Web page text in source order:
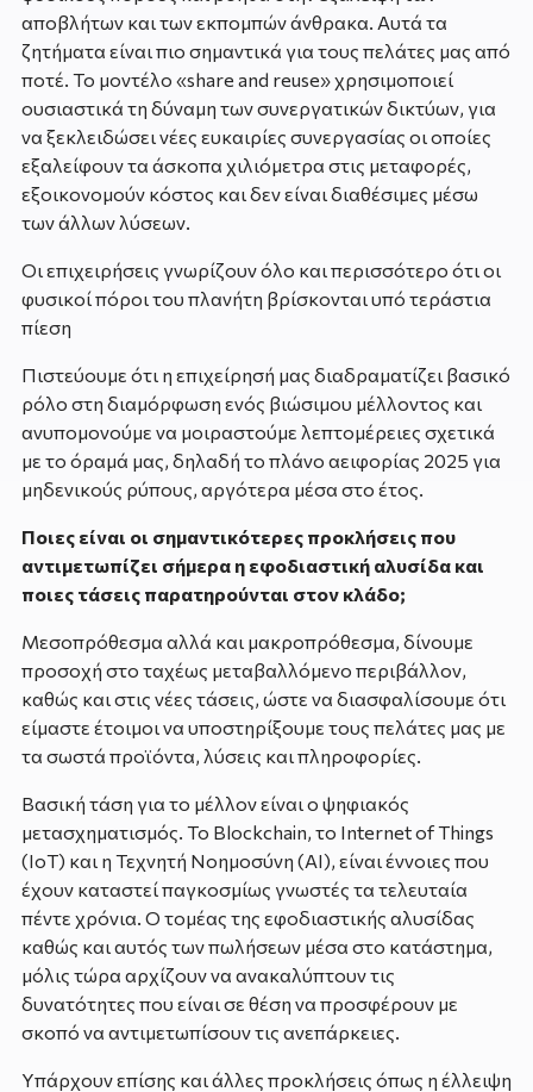
αποβλήτων και των εκπομπών άνθρακα. Αυτά τα
ζητήματα είναι πιο σημαντικά για τους πελάτες μας από
ποτέ. Το μοντέλο «share and reuse» χρησιμοποιεί
ουσιαστικά τη δύναμη των συνεργατικών δικτύων, για
να ξεκλειδώσει νέες ευκαιρίες συνεργασίας οι οποίες
εξαλείφουν τα άσκοπα χιλιόμετρα στις μεταφορές,
εξοικονομούν κόστος και δεν είναι διαθέσιμες μέσω
των άλλων λύσεων.
Οι επιχειρήσεις γνωρίζουν όλο και περισσότερο ότι οι
φυσικοί πόροι του πλανήτη βρίσκονται υπό τεράστια
πίεση
Πιστεύουμε ότι η επιχείρησή μας διαδραματίζει βασικό
ρόλο στη διαμόρφωση ενός βιώσιμου μέλλοντος και
ανυπομονούμε να μοιραστούμε λεπτομέρειες σχετικά
με το όραμά μας, δηλαδή το πλάνο αειφορίας 2025 για
μηδενικούς ρύπους, αργότερα μέσα στο έτος.
Ποιες είναι οι σημαντικότερες προκλήσεις που
αντιμετωπίζει σήμερα η εφοδιαστική αλυσίδα και
ποιες τάσεις παρατηρούνται στον κλάδο;
Μεσοπρόθεσμα αλλά και μακροπρόθεσμα, δίνουμε
προσοχή στο ταχέως μεταβαλλόμενο περιβάλλον,
καθώς και στις νέες τάσεις, ώστε να διασφαλίσουμε ότι
είμαστε έτοιμοι να υποστηρίξουμε τους πελάτες μας με
τα σωστά προϊόντα, λύσεις και πληροφορίες.
Βασική τάση για το μέλλον είναι ο ψηφιακός
μετασχηματισμός. Το Blockchain, το Internet of Things
(IoT) και η Τεχνητή Νοημοσύνη (AI), είναι έννοιες που
έχουν καταστεί παγκοσμίως γνωστές τα τελευταία
πέντε χρόνια. Ο τομέας της εφοδιαστικής αλυσίδας
καθώς και αυτός των πωλήσεων μέσα στο κατάστημα,
μόλις τώρα αρχίζουν να ανακαλύπτουν τις
δυνατότητες που είναι σε θέση να προσφέρουν με
σκοπό να αντιμετωπίσουν τις ανεπάρκειες.
Υπάρχουν επίσης και άλλες προκλήσεις όπως η έλλειψη